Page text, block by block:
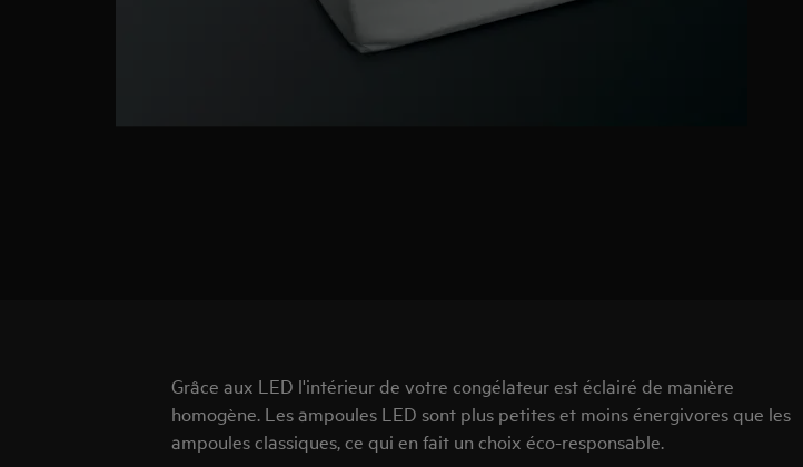
Grâce aux LED l'intérieur de votre congélateur est éclairé de manière
homogène. Les ampoules LED sont plus petites et moins énergivores que les
ampoules classiques, ce qui en fait un choix éco-responsable.